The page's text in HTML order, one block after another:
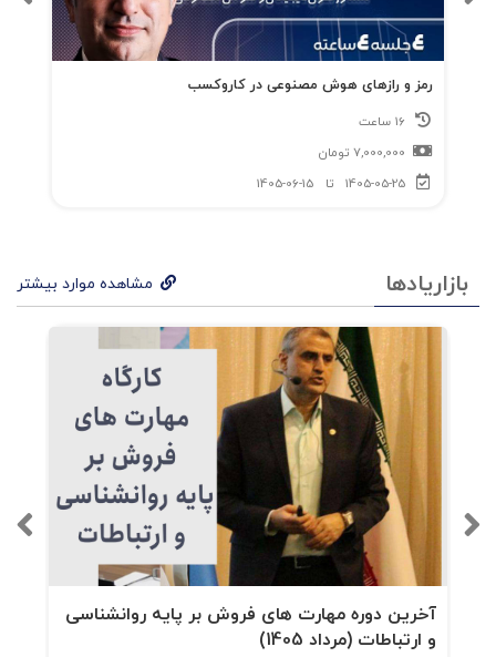
رمز و رازهای هوش مصنوعی در کاروکسب
7,000,000 تومان
1405-05-25
تا 1405-06-15
بازاریادها مشاهده موارد بیشتر
آخرین دوره مهارت های فروش بر پایه روانشناسی
و ارتباطات (مرداد 1405)